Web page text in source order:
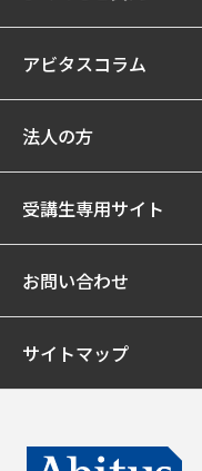
アビタスコラム
法人の方
受講生専用サイト
お問い合わせ
サイトマップ